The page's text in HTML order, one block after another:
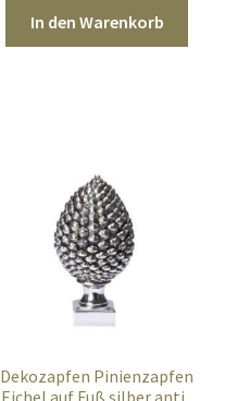
In den Warenkorb
Dekozapfen Pinienzapfen
Eichel auf Fuß silber antik